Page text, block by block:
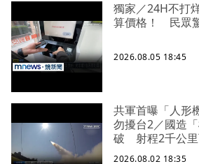
獨家／24H不打
算價格！ 民眾
2026.08.05 18:45
共軍首曝「人形
勿擾台2／國造
破 射程2千公里
2026.08.02 18:35